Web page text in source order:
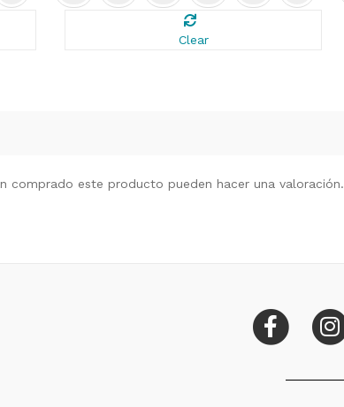
Clear
comprado este producto pueden hacer una valoración.